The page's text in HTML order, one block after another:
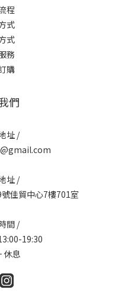
程
式
式
務
購
們
址 /
址 /
佳貿中心7樓701室
間 /
19:30
休息